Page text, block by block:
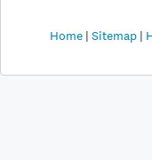
Home Sitemap